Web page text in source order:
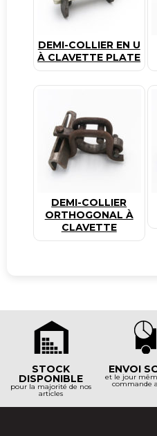
DEMI-COLLIER EN U
À CLAVETTE PLATE
DEMI-COLLIER
ORTHOGONAL À
CLAVETTE
STOCK
DISPONIBLE
pour la majorité de nos
articles
ENVOI
et le jour
commande